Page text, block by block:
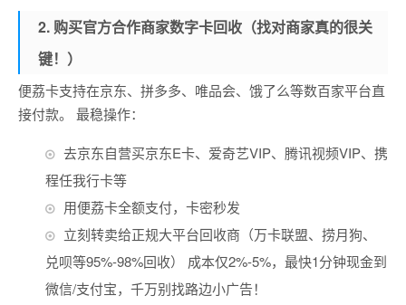
2. 购买官方合作商家数字卡回收（找对商家真的很关
键！）
便荔卡支持在京东、拼多多、唯品会、饿了么等数百家平台直
接付款。 最稳操作：
去京东自营买京东E卡、爱奇艺VIP、腾讯视频VIP、携
程任我行卡等
用便荔卡全额支付，卡密秒发
立刻转卖给正规大平台回收商（万卡联盟、捞月狗、
兑呗等95%-98%回收） 成本仅2%-5%，最快1分钟现金到
微信/支付宝，千万别找路边小广告！